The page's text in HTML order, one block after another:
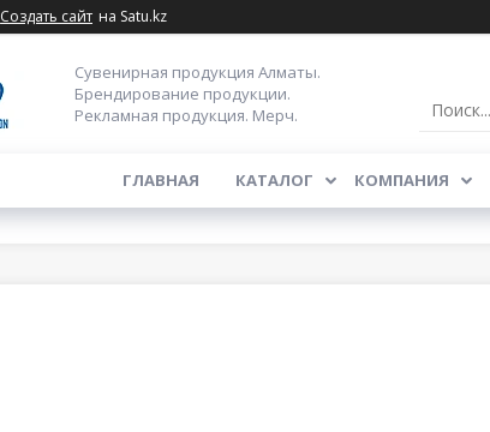
Создать сайт на Satu.kz
Сувенирная продукция Алматы.
Брендирование продукции.
Рекламная продукция. Мерч.
ГЛАВНАЯ КАТАЛОГ КОМПАНИЯ